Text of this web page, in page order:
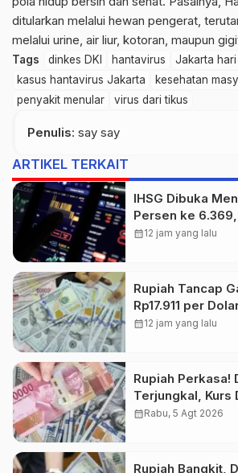
ditularkan melalui hewan pengerat,
melalui urine, air liur, kotoran, maupun
Tags dinkes DKI hantavirus
Jakarta hari
kasus hantavirus Jakarta
kesehatan
penyakit menular
virus dari tikus
Penulis: say say
ARTIKEL TERKAIT
IHSG Dibuka
Persen ke
dan Tambang
calendar_month12 jam yang lalu
Rupiah Tancap
Rp17.911 per
Perdagangan
calendar_month12 jam yang lalu
Rupiah Perkasa!
Terjungkal, Kurs
calendar_monthRabu, 5 Agt 2026
Rupiah Bangkit,